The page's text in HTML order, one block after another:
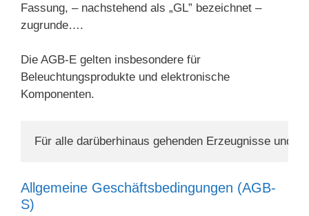
Fassung, – nachstehend als „GL” bezeichnet –
zugrunde….
Die AGB-E gelten insbesondere für
Beleuchtungsprodukte und elektronische
Komponenten.
Für alle darüberhinaus gehenden Erzeugnisse und
Allgemeine Geschäftsbedingungen (AGB-
S)